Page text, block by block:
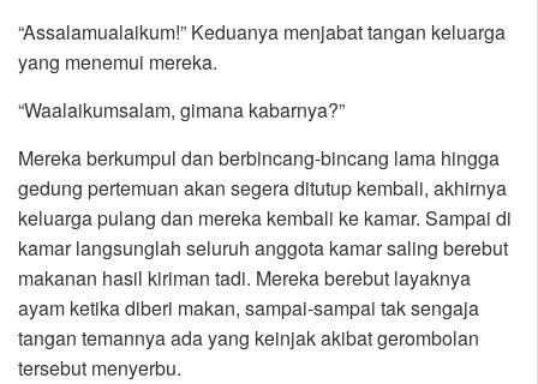
“Assalamualaikum!” Keduanya menjabat tangan keluarga
yang menemui mereka.
“Waalaikumsalam, gimana kabarnya?”
Mereka berkumpul dan berbincang-bincang lama hingga
gedung pertemuan akan segera ditutup kembali, akhirnya
keluarga pulang dan mereka kembali ke kamar. Sampai di
kamar langsunglah seluruh anggota kamar saling berebut
makanan hasil kiriman tadi. Mereka berebut layaknya
ayam ketika diberi makan, sampai-sampai tak sengaja
tangan temannya ada yang keinjak akibat gerombolan
tersebut menyerbu.